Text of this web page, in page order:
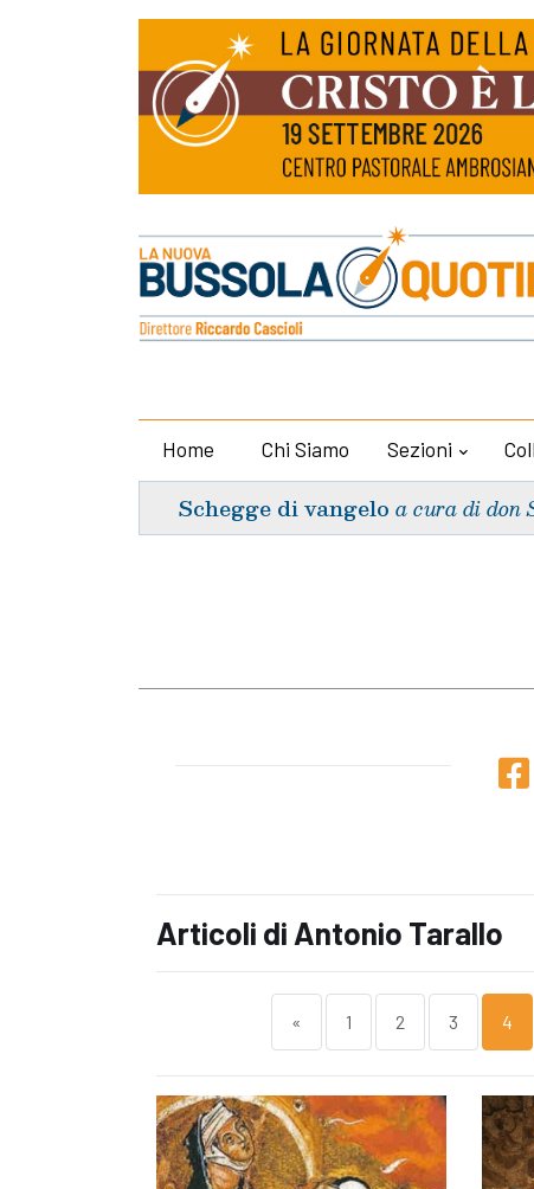
Home Chi Siamo Sezioni
Schegge di vangelo a cura di don
Articoli di Antonio Tarallo
« 1 2 3 4